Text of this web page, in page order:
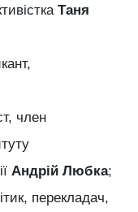
Таня
член
Андрій Любка;
перекладач,